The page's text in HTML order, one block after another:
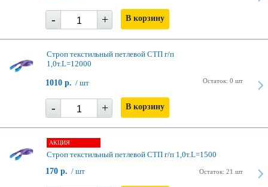
- + В корзину
Строп текстильный петлевой СТП г/п
1,0т.L=12000
Остаток: 0 шт
1010 р. / шт
- + В корзину
АКЦИЯ
Строп текстильный петлевой СТП г/п 1,0т.L=1500
Остаток: 21 шт
170 р. / шт